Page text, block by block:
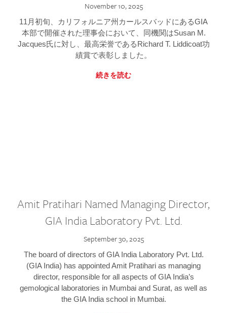
November 10, 2025
11月初旬、カリフォルニア州カールスバッドにあるGIA
本部で開催された理事会において、同機関はSusan M.
Jacques氏に対し、最高栄誉であるRichard T. Liddicoat功
績賞で表彰しました。
続きを読む
Amit Pratihari Named Managing Director,
GIA India Laboratory Pvt. Ltd.
September 30, 2025
The board of directors of GIA India Laboratory Pvt. Ltd.
(GIA India) has appointed Amit Pratihari as managing
director, responsible for all aspects of GIA India’s
gemological laboratories in Mumbai and Surat, as well as
the GIA India school in Mumbai.